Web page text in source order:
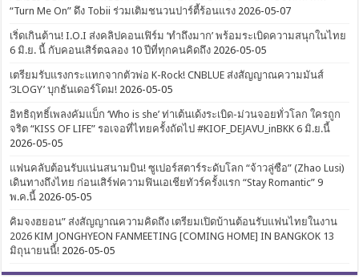
“Turn Me On” ดึง Tobii ร่วมเติมชนวนปาร์ตี้ร้อนแรง 2026-05-07
เริ่ดเกินต้าน! I.O.I ส่งคลิปคอนเฟิร์ม ‘ทำถึงมาก’ พร้อมระเบิดความสนุกในไทย
6 มิ.ย. นี้ กับคอนเสิร์ตฉลอง 10 ปีที่ทุกคนคิดถึง 2026-05-05
เตรียมรับแรงกระแทกจากตัวพ่อ K-Rock! CNBLUE ส่งสัญญาณความมันส์
‘3LOGY’ บุกธันเดอร์โดม! 2026-05-05
อิทธิฤทธิ์เพลงคัมแบ็ก ‘Who is she’ ท่าเต้นเด้งระเบิด-ม่วนจอยทั่วโลก ใครถูก
จริต “KISS OF LIFE” รอเจอที่ไทยครั้งถัดไป #KIOF_DEJAVU_inBKK 6 มิ.ย.นี้
2026-05-05
แฟนคลับต้อนรับแน่นสนามบิน! ซูเปอร์สตาร์ระดับโลก “จ้าวลู่ซือ” (Zhao Lusi)
เดินทางถึงไทย ก่อนเสิร์ฟความฟินเอเชียทัวร์ครั้งแรก “Stay Romantic” 9
พ.ค.นี้ 2026-05-05
คิมจงฮยอน” ส่งสัญญาณความคิดถึง เตรียมเปิดบ้านต้อนรับแฟนไทยในงาน
2026 KIM JONGHYEON FANMEETING [COMING HOME] IN BANGKOK 13
มิถุนายนนี้! 2026-05-05